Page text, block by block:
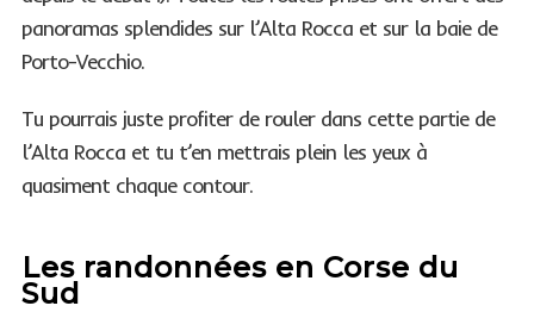
panoramas splendides sur l’Alta Rocca et sur la baie de
Porto-Vecchio.
Tu pourrais juste profiter de rouler dans cette partie de
l’Alta Rocca et tu t’en mettrais plein les yeux à
quasiment chaque contour.
Les randonnées en Corse du
Sud